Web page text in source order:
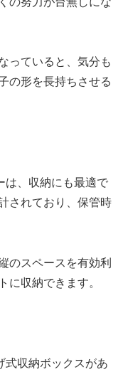
っていると、気分も
の形を長持ちさせる
は、収納にも最適で
されており、保管時
のスペースを有効利
に収納できます。
式収納ボックスがあ